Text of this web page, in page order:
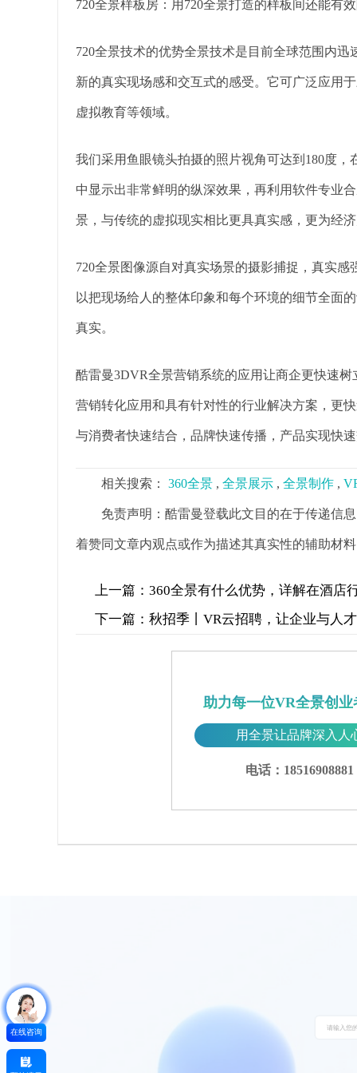
720全景样板房：用720全景打造的样板间还能有
720全景技术的优势全景技术是目前全球范围内
新的真实现场感和交互式的感受。它可广泛应用
虚拟教育等领域。
我们采用鱼眼镜头拍摄的照片视角可达到180度
中显示出非常鲜明的纵深效果，再利用软件专业
景，与传统的虚拟现实相比更具真实感，更为经
720全景图像源自对真实场景的摄影捕捉，真实
以把现场给人的整体印象和每个环境的细节全面
真实。
酷雷曼3DVR全景营销系统的应用让商企更快速
营销转化应用和具有针对性的行业解决方案，更
与消费者快速结合，品牌快速传播，产品实现快
相关搜索： 360全景 , 全景展示 , 全景制作 ,
免责声明：酷雷曼登载此文目的在于传递信
着赞同文章内观点或作为描述其真实性的辅助材
上一篇： 360全景有什么优势，详解在酒店
下一篇： 秋招季丨VR云招聘，让企业与人
助力每一位VR全景创业
用全景让品牌深入人
电话：18516908881
在线咨询